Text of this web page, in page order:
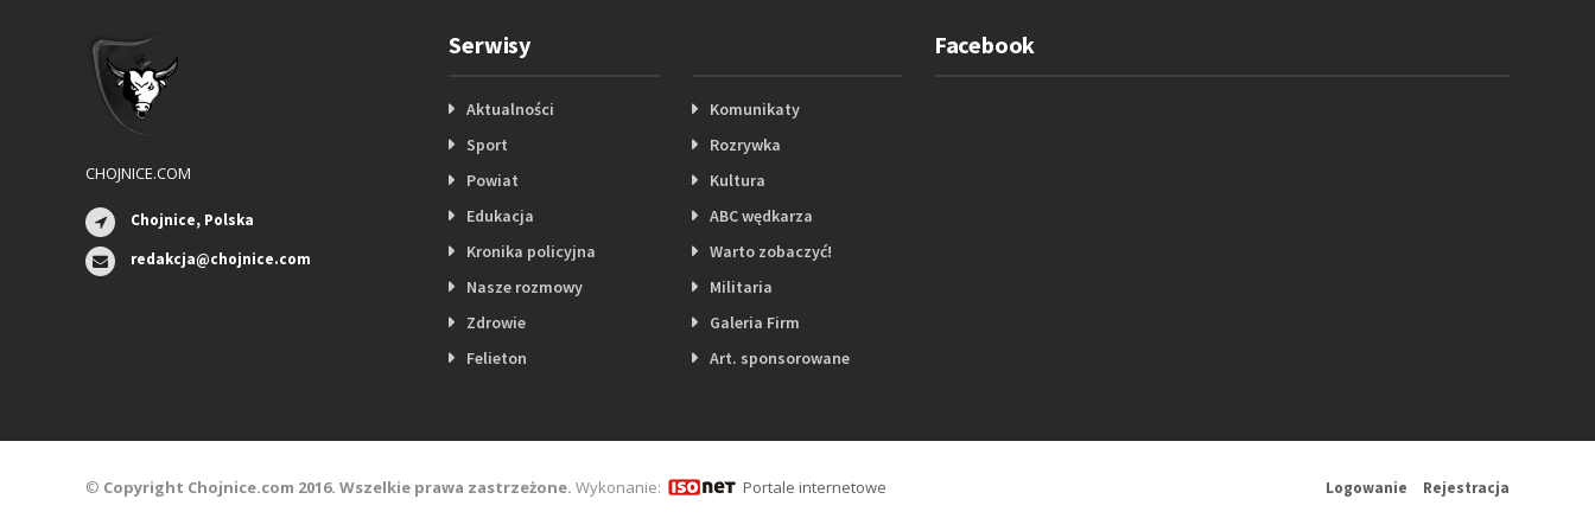
CHOJNICE.COM
Chojnice, Polska
redakcja@chojnice.com
Serwisy
Aktualności
Sport
Powiat
Edukacja
Kronika policyjna
Nasze rozmowy
Zdrowie
Felieton
Komunikaty
Rozrywka
Kultura
ABC wędkarza
Warto zobaczyć!
Militaria
Galeria Firm
Art. sponsorowane
Facebook
Logowanie Rejestracja
© Copyright Chojnice.com 2016. Wszelkie prawa zastrzeżone. Wykonanie: Portale internetowe